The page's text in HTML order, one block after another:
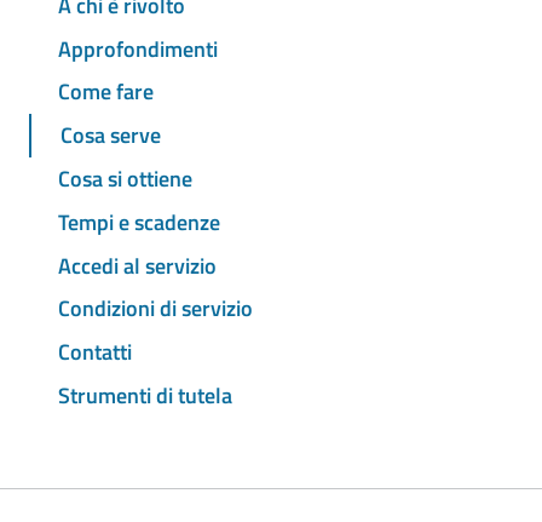
Approfondimenti
Come fare
Cosa serve
Cosa si ottiene
Tempi e scadenze
Accedi al servizio
Condizioni di servizio
Contatti
Strumenti di tutela